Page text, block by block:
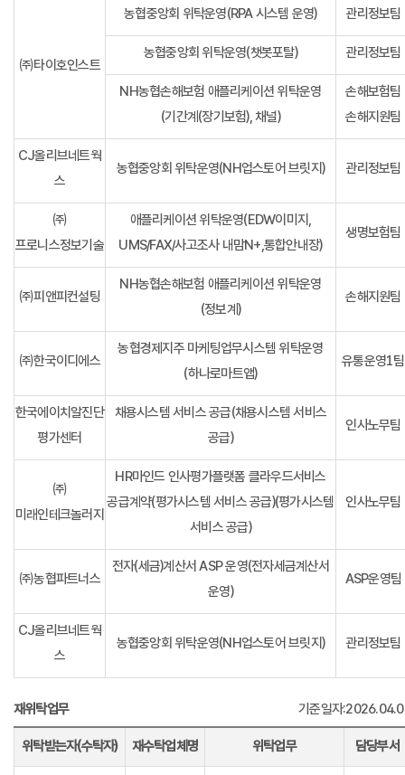
㈜타이호인스트
농협중앙회 위탁운영(RPA 시스템 운영) 관리정보팀
농협중앙회 위탁운영(챗봇포탈) 관리정보팀
NH농협손해보험 애플리케이션 위탁운영
(기간계(장기보험), 채널)
손해보험팀
손해지원팀
CJ올리브네트웍
스
농협중앙회 위탁운영(NH업스토어 브릿지) 관리정보팀
㈜
프로니스정보기술
애플리케이션 위탁운영(EDW이미지,
UMS/FAX/사고조사 내맘N+,통합안내장)
생명보험팀
㈜피앤피컨설팅
NH농협손해보험 애플리케이션 위탁운영
(정보계)
손해지원팀
㈜한국이디에스
농협경제지주 마케팅업무시스템 위탁운영
(하나로마트앱)
유통운영1팀
한국에이치알진단
평가센터
채용시스템 서비스 공급(채용시스템 서비스
공급)
인사노무팀
㈜
미래인테크놀러지
HR마인드 인사평가플랫폼 클라우드서비스
공급계약(평가시스템 서비스 공급)(평가시스템
서비스 공급)
인사노무팀
㈜농협파트너스
전자(세금)계산서 ASP 운영(전자세금계산서
운영)
ASP운영팀
CJ올리브네트웍
스
농협중앙회 위탁운영(NH업스토어 브릿지) 관리정보팀
재위탁업무 기준일자
위탁받는자(수탁자) 재수탁업체명 위탁업무 담당부서